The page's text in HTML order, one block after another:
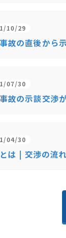
10/29
故の直後から
07/30
故の示談交渉
04/30
は | 交渉の流